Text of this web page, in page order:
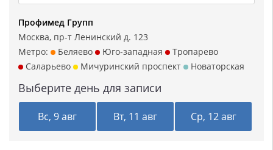
Профимед Групп
Москва, пр-т Ленинский д. 123
Метро:
Беляево Юго-западная
Тропарево
Саларьево
Мичуринский проспект Новаторская
Выберите день для записи
Вс, 9 авг Вт, 11 авг Ср, 12 авг